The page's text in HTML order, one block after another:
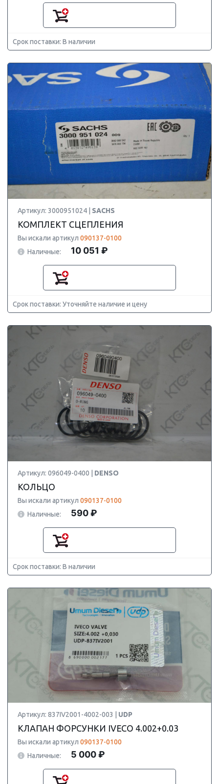
Срок поставки: В наличии
Артикул: 3000951024 | SACHS
КОМПЛЕКТ СЦЕПЛЕНИЯ
Вы искали артикул 090137-0100
Наличные:
10 051 ₽
Срок поставки: Уточняйте наличие и цену
Артикул: 096049-0400 | DENSO
КОЛЬЦО
Вы искали артикул 090137-0100
Наличные:
590 ₽
Срок поставки: В наличии
Артикул: 837IV2001-4002-003 | UDP
КЛАПАН ФОРСУНКИ IVECO 4.002+0.03
Вы искали артикул 090137-0100
Наличные:
5 000 ₽